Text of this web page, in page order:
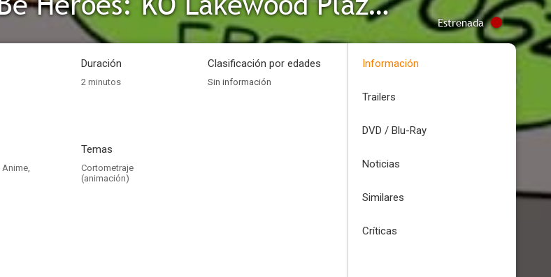
Estrenada
Duración
2 minutos
Clasificación por edades
Sin información
Anime,
Temas
Cortometraje
(animación)
Información
Trailers
DVD / Blu-Ray
Noticias
Similares
Críticas